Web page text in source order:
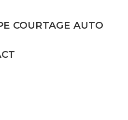
jusqu'à la livraison et
appel à un expert local
et d'accéder à des
depuis l'Europe.
COURTAGE AUTO